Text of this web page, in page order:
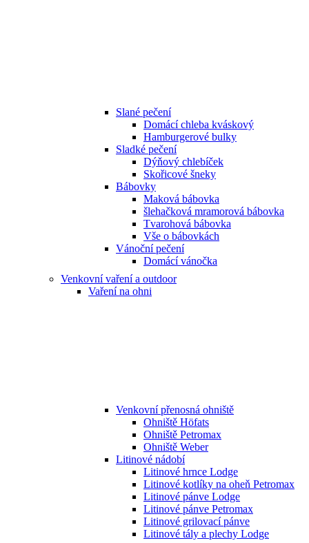
Slané pečení
Domácí chleba kváskový
Hamburgerové bulky
Sladké pečení
Dýňový chlebíček
Skořicové šneky
Bábovky
Maková bábovka
šlehačková mramorová bábovka
Tvarohová bábovka
Vše o bábovkách
Vánoční pečení
Domácí vánočka
Venkovní vaření a outdoor
Vaření na ohni
Venkovní přenosná ohniště
Ohniště Höfats
Ohniště Petromax
Ohniště Weber
Litinové nádobí
Litinové hrnce Lodge
Litinové kotlíky na oheň Petromax
Litinové pánve Lodge
Litinové pánve Petromax
Litinové grilovací pánve
Litinové tály a plechy Lodge